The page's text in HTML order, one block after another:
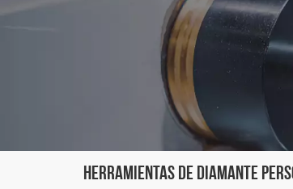
Herramientas De Diamante